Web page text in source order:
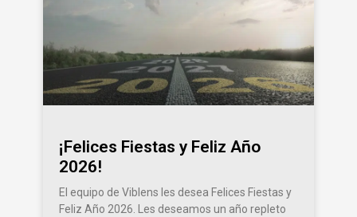
¡Felices Fiestas y Feliz Año
2026!
El equipo de Viblens les desea Felices Fiestas y
Feliz Año 2026. Les deseamos un año repleto